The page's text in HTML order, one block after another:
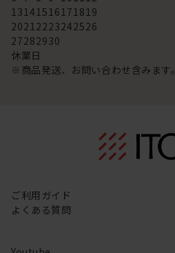
13141516171819
20212223242526
27282930
休業日
※商品発送、お問い合わせ含みます。
ご利用ガイド
よくある質問